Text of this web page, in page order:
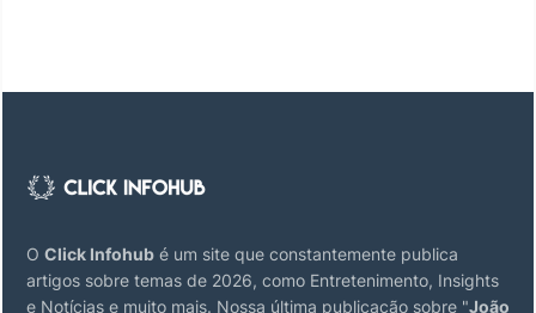
O Click Infohub é um site que constantemente publica
artigos sobre temas de 2026, como Entretenimento, Insights
e Notícias e muito mais. Nossa última publicação sobre "João